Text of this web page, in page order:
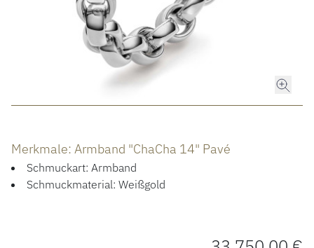
ÜBER UNS
Merkmale: Armband "ChaCha 14" Pavé
Schmuckart: Armband
Schmuckmaterial: Weißgold